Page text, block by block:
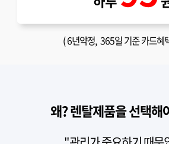
(6년약정, 365일 기준 카드혜
왜? 렌탈제품을 선택해